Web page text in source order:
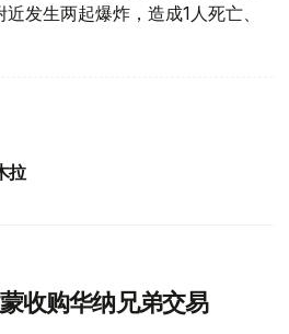
发生两起爆炸，造成1人死亡、
拉
收购华纳兄弟交易